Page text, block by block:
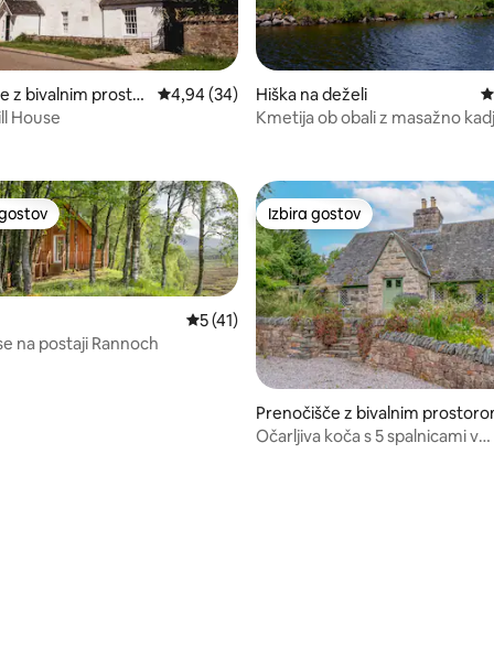
5, št. mnenj: 268
z bivalnim prostor
Povprečna ocena: 4,94 od 5, št. mnenj: 34
4,94 (34)
House
Hiška na deželi
Kmetija ob obali z masažno
5, št. mnenj: 77
prenočišča z značko »Izbira gostov«
Povprečna ocena: 5 od 5, št. mnenj: 41
5 (41)
na postaji Rannoch
Izbira gostov
Izbira gostov
Prenočišče z bivalnim
Očarljiva koča s 5 spalnicami v